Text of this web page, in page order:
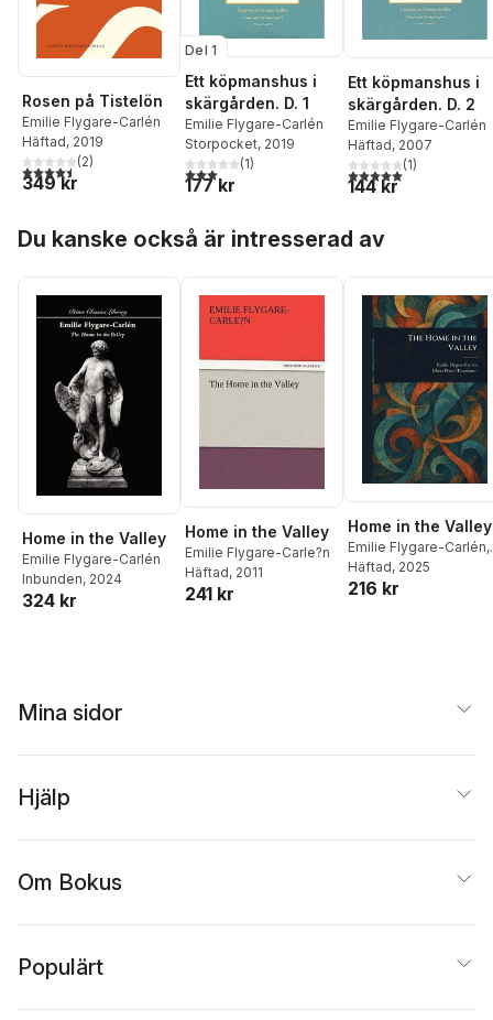
Rosen på Tistelön
Emilie Flygare-Carlén
Häftad, 2019
4,5utav 5 stjärnor. Totalt antal röster:
(2)
349 kr
Del 1
Ett köpmanshus i
skärgården. D. 1
Emilie Flygare-Carlén
Storpocket, 2019
3,0utav 5 stjärnor. Totalt antal röster:
(1)
177 kr
Ett köpmanshus i
skärgården. D. 2
Emilie Flygare-Carlén
Häftad, 2007
5,0utav 5 stjärnor.
(1)
144 kr
Du kanske också är intresserad av
Home in the Valley
Emilie Flygare-Carlén
Inbunden, 2024
324 kr
Home in the Valley
Emilie Flygare-Carle?n
Häftad, 2011
241 kr
Home in the Valley
Emilie Flygare-Carlén,
Elbert Perce
Häftad, 2025
216 kr
Mina sidor
Hjälp
Om Bokus
Populärt